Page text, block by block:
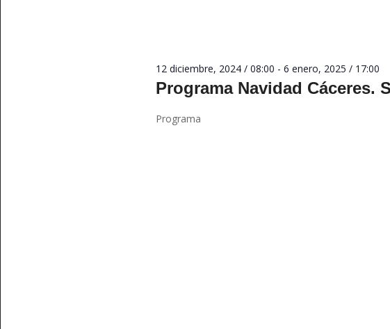
Programa Navidad Cáceres.
12 diciembre, 2024 / 08:00 -6 enero, 2025 / 17:00
Programa